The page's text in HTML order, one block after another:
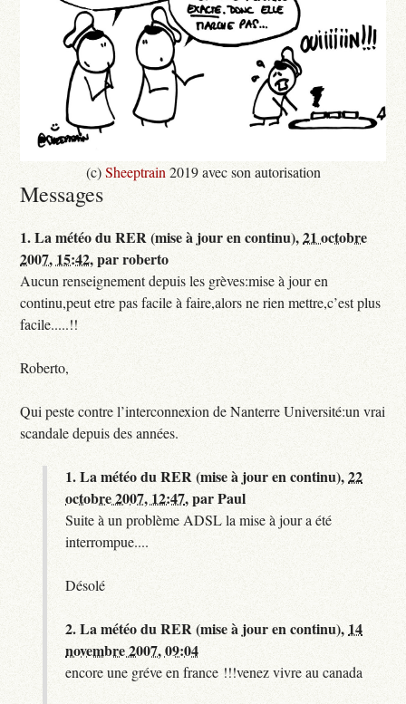
(c)Sheeptrain 2019 avec son autorisation
Messages
1.La météo du RER (mise à jour en continu),21 octobre
2007, 15:42,parroberto
Aucun renseignement depuis les grèves:mise à jour en
continu,peut etre pas facile à faire,alors ne rien mettre,c’est plus
facile.....!!
Roberto,
Qui peste contre l’interconnexion de Nanterre Université:un vrai
scandale depuis des années.
1.La météo du RER (mise à jour en continu),22
octobre 2007, 12:47,parPaul
Suite à un problème ADSL la mise à jour a été
interrompue....
Désolé
2.La météo du RER (mise à jour en continu), 14
novembre 2007, 09:04
encore une gréve en france !!!venez vivre au canada